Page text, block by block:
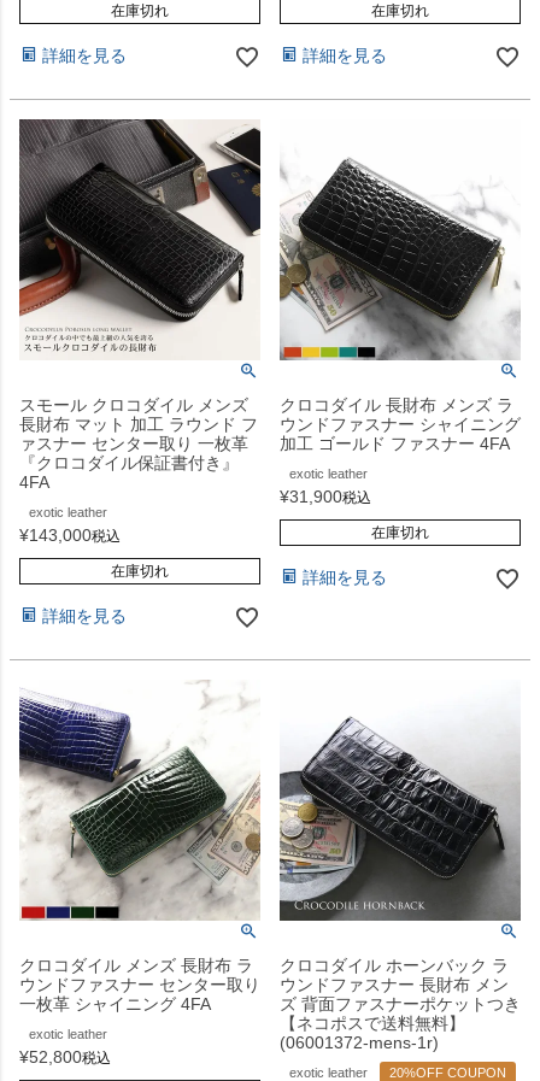
在庫切れ
詳細を見る
在庫切れ
詳細を見る
スモール クロコダイル メンズ
長財布 マット 加工 ラウンド フ
ァスナー センター取り 一枚革
『クロコダイル保証書付き』
4FA
exotic leather
¥143,000税込
在庫切れ
詳細を見る
クロコダイル 長財布 メンズ ラ
ウンドファスナー シャイニング
加工 ゴールド ファスナー 4FA
exotic leather
¥31,900税込
在庫切れ
詳細を見る
クロコダイル メンズ 長財布 ラ
ウンドファスナー センター取り
一枚革 シャイニング 4FA
exotic leather
¥52,800税込
クロコダイル ホーンバック ラ
ウンドファスナー 長財布 メン
ズ 背面ファスナーポケットつき
【ネコポスで送料無料】
(06001372-mens-1r)
exotic leather 20%OFF COUPON